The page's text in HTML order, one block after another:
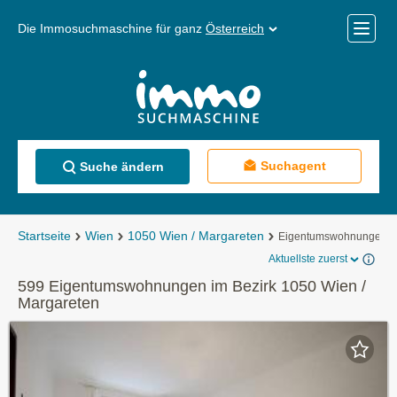
Die Immosuchmaschine für ganz Österreich
Menü
Suche ändern Suchagent
Startseite Wien 1050 Wien / Margareten
Eigentumswohnungen
Aktuellste zuerst
599 Eigentumswohnungen im Bezirk 1050 Wien /
Margareten